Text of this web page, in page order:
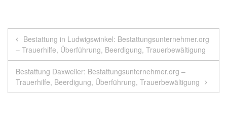
Beitragsnavigation
Bestattung in Ludwigswinkel: Bestattungsunternehmer.org
– Trauerhilfe, Überführung, Beerdigung, Trauerbewältigung
Bestattung Daxweiler: Bestattungsunternehmer.org –
Trauerhilfe, Beerdigung, Überführung, Trauerbewältigung